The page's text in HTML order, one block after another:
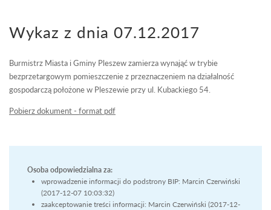
Wykaz z dnia 07.12.2017
Burmistrz Miasta i Gminy Pleszew zamierza wynająć w trybie
bezprzetargowym pomieszczenie z przeznaczeniem na działalność
gospodarczą położone w Pleszewie przy ul. Kubackiego 54.
Pobierz dokument - format pdf
Osoba odpowiedzialna za:
wprowadzenie informacji do podstrony BIP: Marcin Czerwiński
(2017-12-07 10:03:32)
zaakceptowanie treści informacji: Marcin Czerwiński (2017-12-